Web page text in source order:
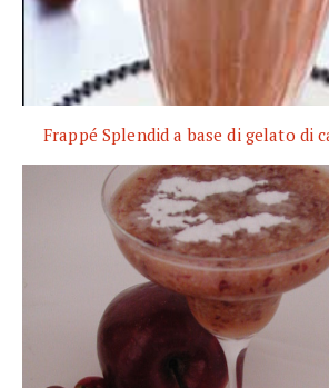
Frappé Splendid a base di gelato di